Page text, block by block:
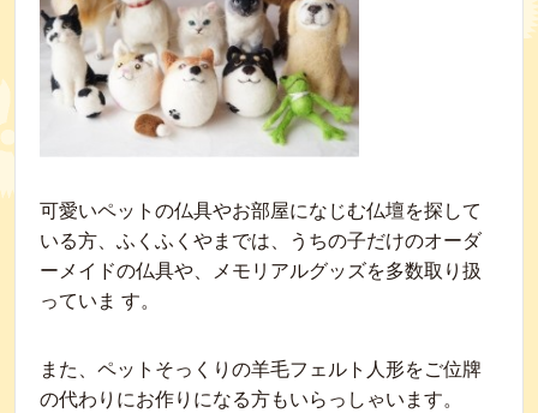
可愛いペットの仏具やお部屋になじむ仏壇を探して
いる方、ふくふくやまでは、うちの子だけのオーダ
ーメイドの仏具や、メモリアルグッズを多数取り扱
っていま す。
また、ペットそっくりの羊毛フェルト人形をご位牌
の代わりにお作りになる方もいらっしゃいます。